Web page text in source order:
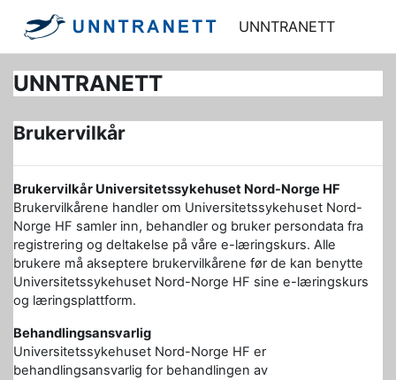
UNNTRANETT
UNNTRANETT
Brukervilkår
Brukervilkår Universitetssykehuset Nord-Norge HF
Brukervilkårene handler om Universitetssykehuset Nord-
Norge HF samler inn, behandler og bruker persondata fra
registrering og deltakelse på våre e-læringskurs. Alle
brukere må akseptere brukervilkårene før de kan benytte
Universitetssykehuset Nord-Norge HF sine e-læringskurs
og læringsplattform.
Behandlingsansvarlig
Universitetssykehuset Nord-Norge HF er
behandlingsansvarlig for behandlingen av